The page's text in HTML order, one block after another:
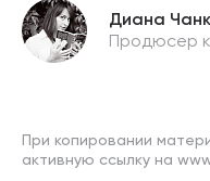
Диана
Продюсер
При копировании
активную ссылку на